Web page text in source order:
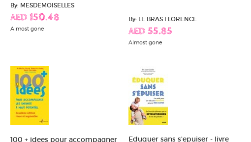
By: MESDEMOISELLES
AED 150.48
Almost gone
By: LE BRAS FLORENCE
AED 55.85
Almost gone
100 + idees pour accompagner
Eduquer sans s'epuiser - livre